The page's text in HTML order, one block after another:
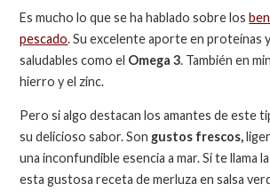
Es mucho lo que se ha hablado sobre los
pescado. Su excelente aporte en proteínas
saludables como el Omega 3. También en
hierro y el zinc.
Pero si algo destacan los amantes de este
su delicioso sabor. Son gustos frescos,
una inconfundible esencia a mar. Si te llama
esta gustosa receta de merluza en salsa